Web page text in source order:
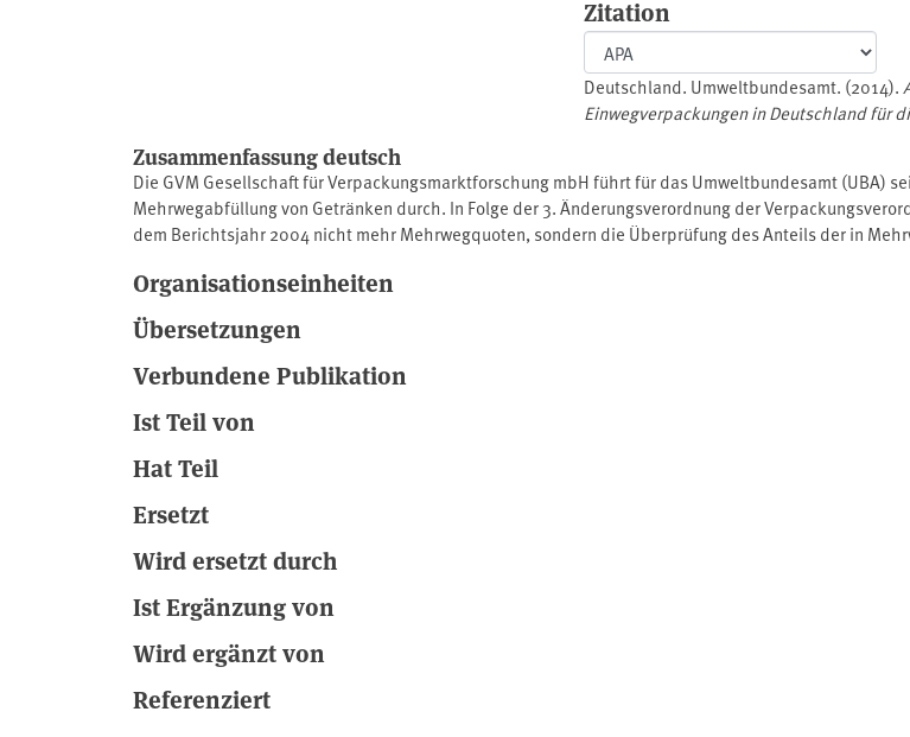
Zitation
Deutschland. Umweltbundesamt. (2014).
Einwegverpackungen in Deutschland für
Zusammenfassung deutsch
Die GVM Gesellschaft für Verpackungsmarktforschung mbH führt für das Umweltbundesamt (UBA)
Mehrwegabfüllung von Getränken durch. In Folge der 3. Änderungsverordnung der
dem Berichtsjahr 2004 nicht mehr Mehrwegquoten, sondern die Überprüfung des Anteils der in
MövE-Verpackungen durchgeführt.
Quelle: http://www.umweltbundesamt.de/
Organisationseinheiten
Übersetzungen
Verbundene Publikation
Ist Teil von
Hat Teil
Ersetzt
Wird ersetzt durch
Ist Ergänzung von
Wird ergänzt von
Referenziert